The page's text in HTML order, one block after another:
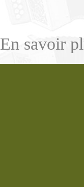
En savoir